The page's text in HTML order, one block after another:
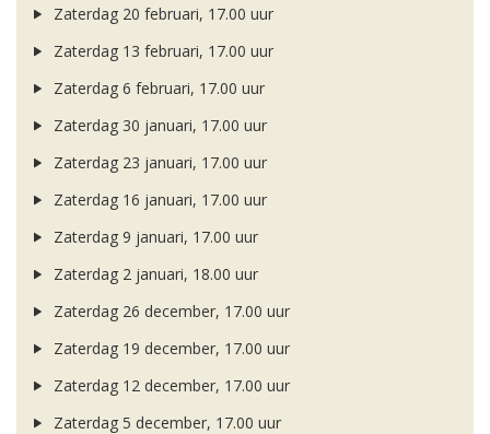
Zaterdag 20 februari, 17.00 uur
Zaterdag 13 februari, 17.00 uur
Zaterdag 6 februari, 17.00 uur
Zaterdag 30 januari, 17.00 uur
Zaterdag 23 januari, 17.00 uur
Zaterdag 16 januari, 17.00 uur
Zaterdag 9 januari, 17.00 uur
Zaterdag 2 januari, 18.00 uur
Zaterdag 26 december, 17.00 uur
Zaterdag 19 december, 17.00 uur
Zaterdag 12 december, 17.00 uur
Zaterdag 5 december, 17.00 uur